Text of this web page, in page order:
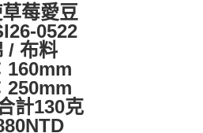
每筆NT$60，滿NT$399(含以上)免運費
順豐快遞宅配
每筆NT$150，滿NT$6,000(含以上)免運費
付款後門市自取
免運費
莓愛豆
0522
/ 布料
160mm
250mm
計130克